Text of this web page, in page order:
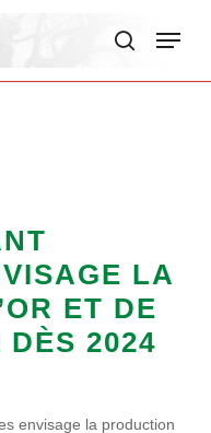
Menu
LA
ET DE
DÈS 2024
envisage la production